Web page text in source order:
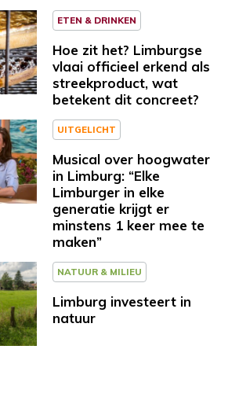
ETEN & DRINKEN
Hoe zit het? Limburgse
vlaai officieel erkend als
streekproduct, wat
betekent dit concreet?
UITGELICHT
Musical over hoogwater
in Limburg: “Elke
Limburger in elke
generatie krijgt er
minstens 1 keer mee te
maken”
NATUUR & MILIEU
Limburg investeert in
natuur